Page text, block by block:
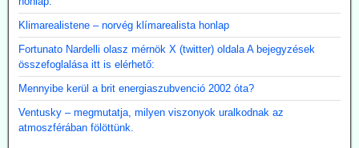
Klimarealistene – norvég klímarealista honlap
Fortunato Nardelli olasz mérnök X (twitter) oldala A bejegyzések
összefoglalása itt is elérhető:
Mennyibe kerül a brit energiaszubvenció 2002 óta?
Ventusky – megmutatja, milyen viszonyok uralkodnak az
atmoszférában fölöttünk.